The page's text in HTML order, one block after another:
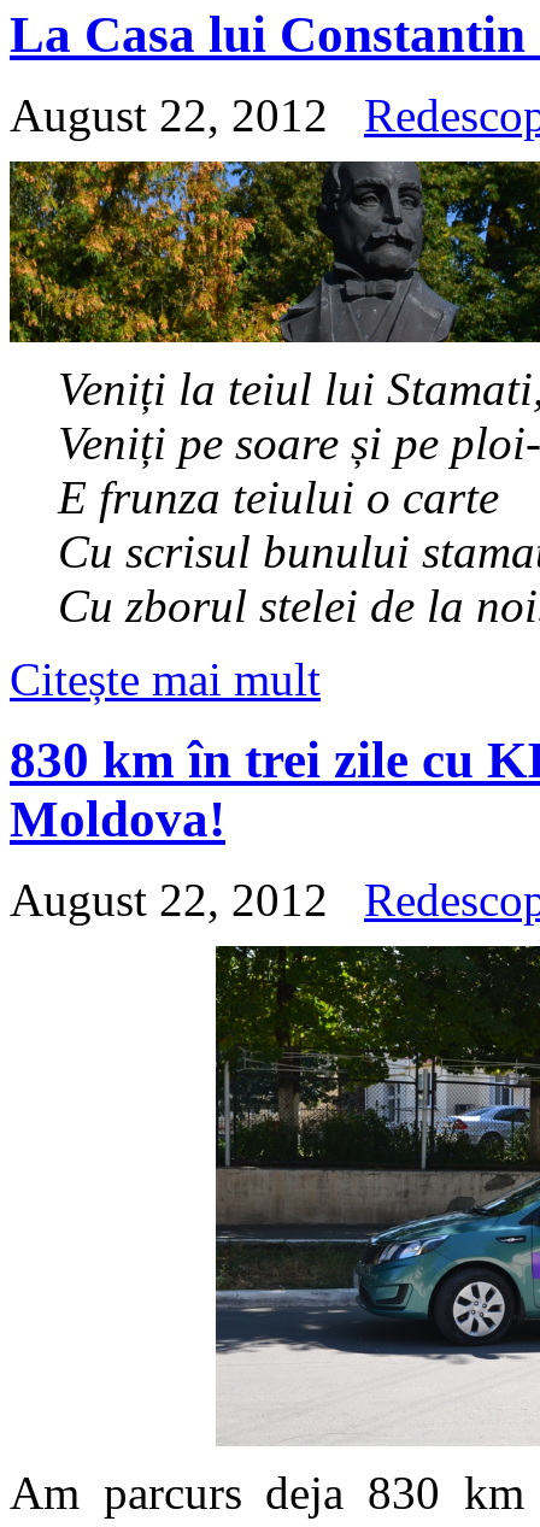
La Casa lui
August 22, 2012
Veniți la teiul lui
Veniți pe soare și pe ploi-
E frunza teiului o carte
Cu scrisul bunului
Cu zborul stelei de la
Citește mai mult
830 km în trei zile cu
Moldova!
August 22, 2012
Am parcurs deja 830